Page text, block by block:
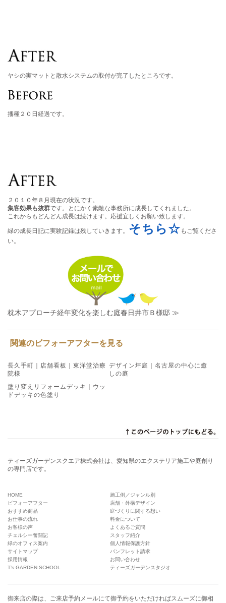
ヤシの実マットと散水システムの取付が完了したところです。
播種２０日経過です。
２０１０年８月現在の状況です。
集客効果も抜群です。とにかく素敵な事務所に成長してくれました。
これからもどんどん成長は続けます。応援宜しくお願い致します。
緑の成長日記に実験記録は残していきます。 そちら☆もご覧くださ
い。
枕木アプローチ経年変化を楽しむ庭春日井市Ｂ様邸 ≫
関連のビフォーアフターを見る
長久手町｜店舗看板｜東洋堂治療
院様
デザイン坪庭｜名古屋の中心に癒
しの庭
塗り変えリフォームデッキ｜ウッ
ドデッキの色塗り
ティーズガーデンスクエア株式会社は、愛知県のエクステリア施工や庭創り
の専門店です。
HOME
施工例／ジャンル別
ビフォーアフター
店舗・外構デザイン
おすすめ商品
庭づくりに関する想い
お仕事の流れ
料金について
お客様の声
よくあるご質問
チェルシー奮闘記
スタッフ紹介
緑のオフィス案内
個人情報保護方針
サイトマップ
パンフレット請求
採用情報
お問い合わせ
T’s GARDEN SCHOOL
ティーズガーデンスタジオ
御来店の際は、 ご来店予約メールにて御予約をいただければスムーズに御相